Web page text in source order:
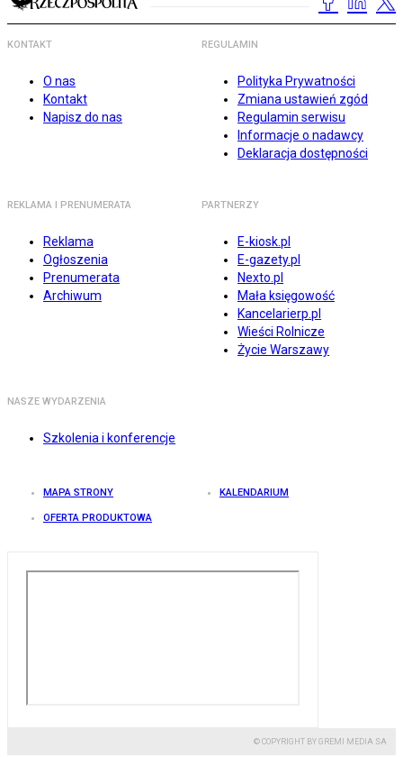
KONTAKT
O nas
Kontakt
Napisz do nas
REGULAMIN
Polityka Prywatności
Zmiana ustawień zgód
Regulamin serwisu
Informacje o nadawcy
Deklaracja dostępności
REKLAMA I PRENUMERATA
Reklama
Ogłoszenia
Prenumerata
Archiwum
PARTNERZY
E-kiosk.pl
E-gazety.pl
Nexto.pl
Mała księgowość
Kancelarierp.pl
Wieści Rolnicze
Życie Warszawy
NASZE WYDARZENIA
Szkolenia i konferencje
MAPA STRONY KALENDARIUM
OFERTA PRODUKTOWA
© COPYRIGHT BY GREMI MEDIA SA